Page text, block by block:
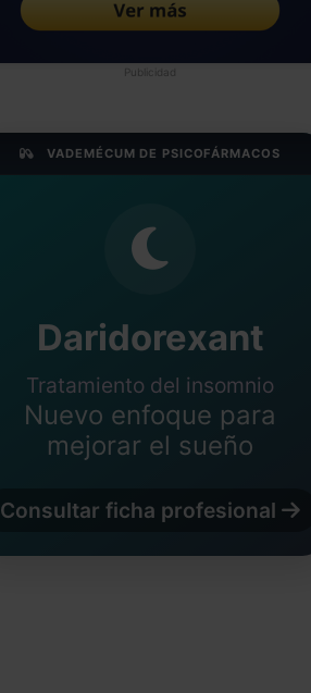
Publicidad
VADEMÉCUM DE PSICOFÁRMACOS
Daridorexant
Tratamiento del insomnio
Nuevo enfoque para
mejorar el sueño
Consultar ficha profesional